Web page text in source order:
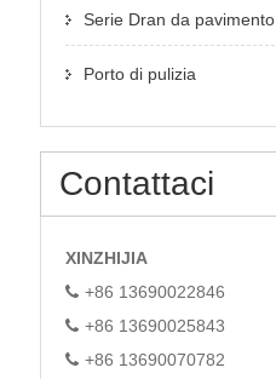
Serie Dran da pavimento
Porto di pulizia
Contattaci
XINZHIJIA
+86 13690022846
+86 13690025843
+86 13690070782